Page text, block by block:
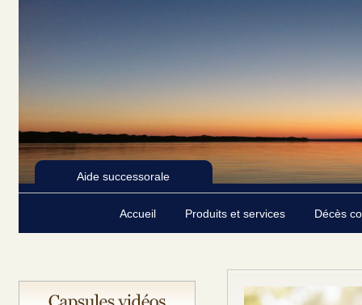
Aide successorale
Accueil Produits et services Décès